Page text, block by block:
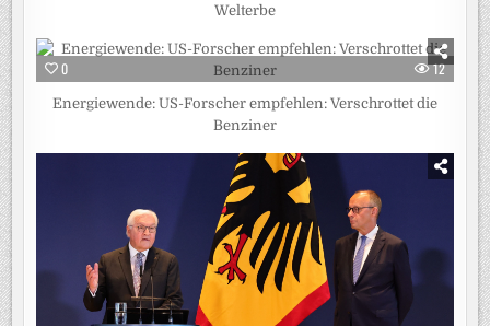
Welterbe
0 12
Energiewende: US-Forscher empfehlen: Verschrottet die
Benziner